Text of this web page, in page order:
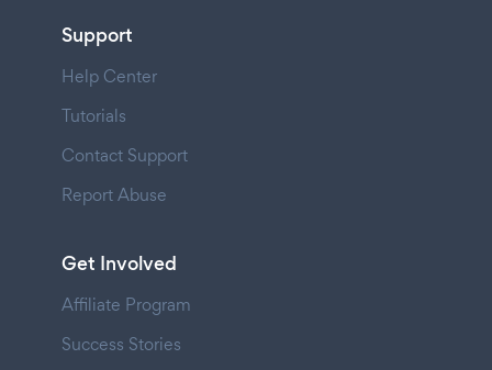
Support
Help Center
Tutorials
Contact Support
Report Abuse
Get Involved
Affiliate Program
Success Stories